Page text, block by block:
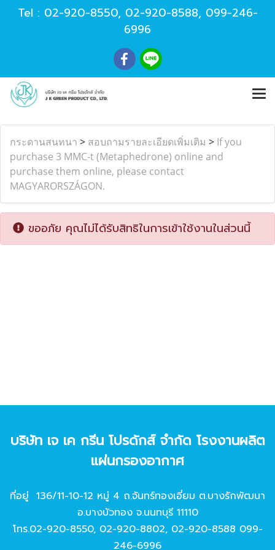
Tel : 02-920-8550, 02-920-8588, 099-246-
6996
กระดานสนทนา > สอบถามรายละเอียดเพิ่มเติม > If you
purchase 3 MMC-t (Metaphedrone) online and
purchase them online, please contact
MAGYARORSZÁGON.
ขออภัย คุณไม่ได้รับสิทธิในการเข้าใช้งานในส่วนนี้
บริษัท เจ เค กรีน โปรดักส์ จํากัด โรงงานผลิต
แผ่นกรองอากาศ
ที่อยู่ 136/11-10-12 หมู่ 4 ถ.จันทร์ทองเอี่ยม ต.บางรักพัฒนา
อ.บางบัวทอง จ.นนทบุรี 11110
โทร.02-920-8550, 02-920-8802, 02-920-8588 099-
246-6996